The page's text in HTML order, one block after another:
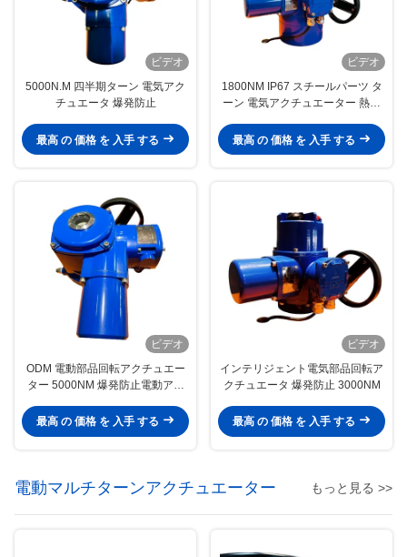
ビデオ
5000N.M 四半期ターン 電気アク
チュエータ 爆発防止
最高 の 価格 を 入手 する
ビデオ
1800NM IP67 スチールパーツ タ
ーン 電気アクチュエーター 熱保
最高 の 価格 を 入手 する
ビデオ
ODM 電動部品回転アクチュエー
ター 5000NM 爆発防止電動アク
最高 の 価格 を 入手 する
ビデオ
インテリジェント電気部品回転ア
クチュエータ 爆発防止 3000NM
最高 の 価格 を 入手 する
電動マルチターンアクチュエーター もっと見る >>